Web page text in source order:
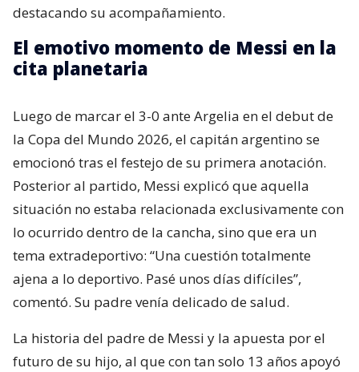
destacando su acompañamiento.
El emotivo momento de Messi en la
cita planetaria
Luego de marcar el 3-0 ante Argelia en el debut de
la Copa del Mundo 2026, el capitán argentino se
emocionó tras el festejo de su primera anotación.
Posterior al partido, Messi explicó que aquella
situación no estaba relacionada exclusivamente con
lo ocurrido dentro de la cancha, sino que era un
tema extradeportivo: “Una cuestión totalmente
ajena a lo deportivo. Pasé unos días difíciles”,
comentó. Su padre venía delicado de salud.
La historia del padre de Messi y la apuesta por el
futuro de su hijo, al que con tan solo 13 años apoyó